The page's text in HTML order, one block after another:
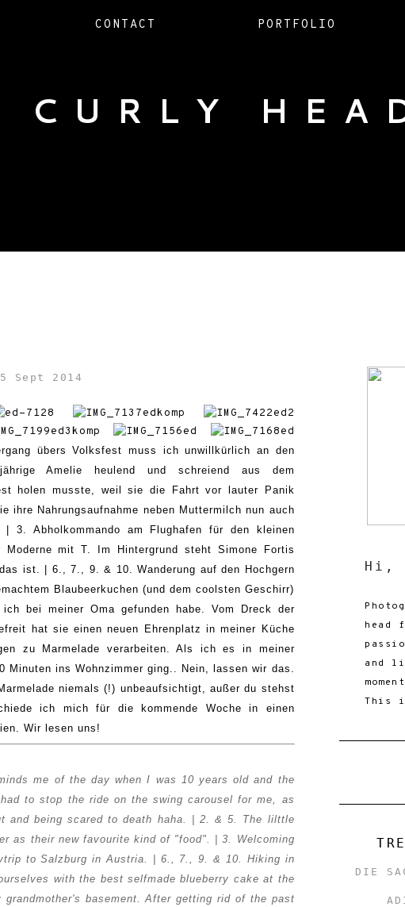
CONTACT PORTFOLIO
CURLY
Sept 2014
übers Volksfest muss ich unwillkürlich an den
Amelie
heulend und schreiend aus dem
holen musste, weil sie die Fahrtvor lauter Panik
ie ihre Nahrungsaufnahme neben Muttermilch nun auch
| 3. Abholkommando am Flughafen für den kleinen
Moderne mit T. Im
Hintergrund steht Simone Fortis
ist . | 6., 7., 9. & 10. Wanderung auf den Hochgern
Blaubeerkuchen (und dem coolsten Geschirr)
bei
meiner Oma gefunden habe. Vom Dreck der
hat sieeinen neuen Ehrenplatz in meiner Küche
zu Marmelade verarbeiten. Als ich es in meiner
Minuten ins Wohnzimmer ging.. Nein, lassen wir das.
niemals (!) unbeaufsichtigt , außer du stehst
ich mich für die kommende Woche in einen
Wir lesen uns!
me of the day when I was 10 years old and the
to stop the ride on theswing carousel for me, as
andbeing scared to death haha. | 2. & 5. The lilttle
as their new favourite kind of "food". | 3. Welcoming
trip to Salzburg in Austria. | 6., 7., 9. & 10. Hiking in
ves withthe best selfmade blueberry cakeat the
grandmother's basement. After getting rid ofthe past
Hi,
head
and
This
DIE